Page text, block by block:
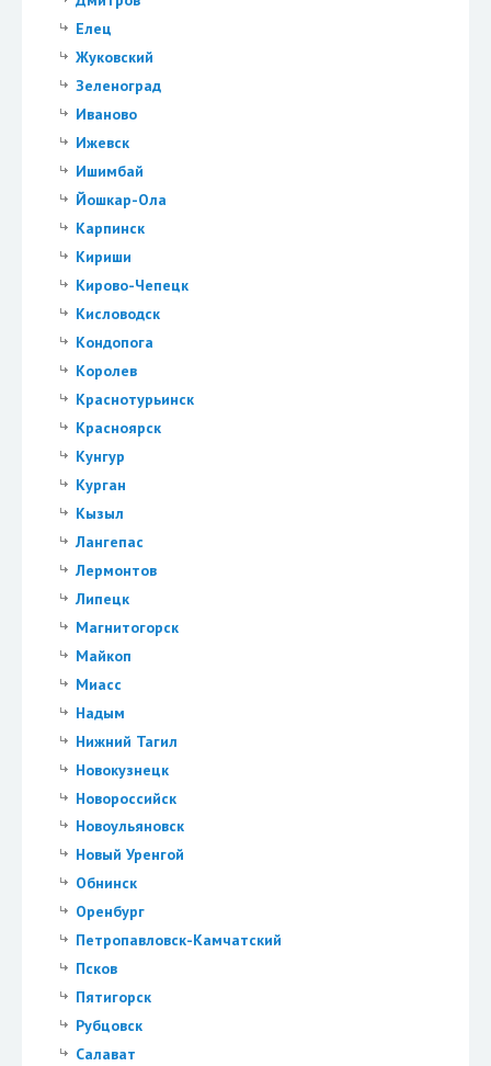
Елец
Жуковский
Зеленоград
Иваново
Ижевск
Ишимбай
Йошкар-Ола
Карпинск
Кириши
Кирово-Чепецк
Кисловодск
Кондопога
Королев
Краснотурьинск
Красноярск
Кунгур
Курган
Кызыл
Лангепас
Лермонтов
Липецк
Магнитогорск
Майкоп
Миасс
Надым
Нижний Тагил
Новокузнецк
Новороссийск
Новоульяновск
Новый Уренгой
Обнинск
Оренбург
Петропавловск-Камчатский
Псков
Пятигорск
Рубцовск
Салават